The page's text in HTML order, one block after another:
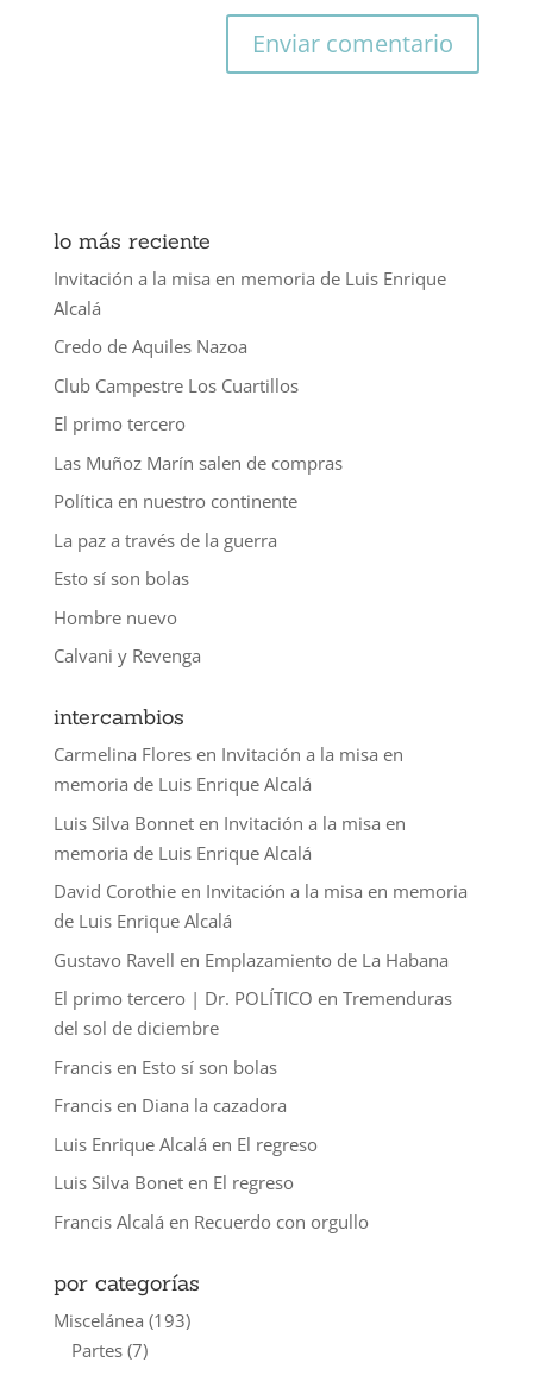
lo más reciente
Invitación a la misa en memoria de Luis Enrique
Alcalá
Credo de Aquiles Nazoa
Club Campestre Los Cuartillos
El primo tercero
Las Muñoz Marín salen de compras
Política en nuestro continente
La paz a través de la guerra
Esto sí son bolas
Hombre nuevo
Calvani y Revenga
intercambios
Carmelina Floresen Invitación a la misa en
memoria de Luis Enrique Alcalá
Luis Silva Bonneten Invitación a la misa en
memoria de Luis Enrique Alcalá
David Corothieen Invitación a la misa en memoria
de Luis Enrique Alcalá
Gustavo Ravell en Emplazamiento de La Habana
El primo tercero | Dr. POLÍTICO en Tremenduras
del sol de diciembre
Francisen Esto sí son bolas
Francisen Diana la cazadora
Luis Enrique Alcalá en El regreso
Luis Silva Boneten El regreso
Francis Alcalá en Recuerdo con orgullo
por categorías
Miscelánea (193)
Partes(7)